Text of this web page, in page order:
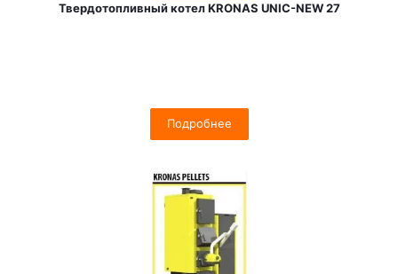
Твердотопливный котел KRONAS UNIC-NEW 27
Подробнее